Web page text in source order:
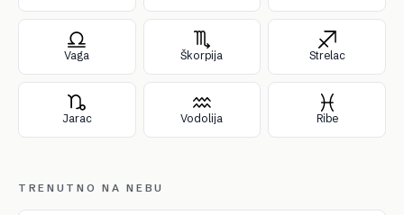
Vaga Škorpija Strelac
Jarac Vodolija Ribe
TRENUTNO NA NEBU